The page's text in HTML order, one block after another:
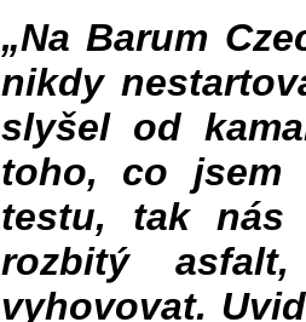
„Na Barum
nikdy
slyšel od
toho, co jsem
testu, tak nás
rozbitý
vyhovovat.